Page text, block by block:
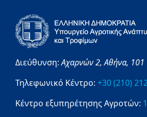
Διεύθυνση:Αχαρνών 2,Αθήνα, 101
Τηλεφωνικό Κέντρο: +30 (210)
Κέντρο εξυπηρέτησης Αγροτών: